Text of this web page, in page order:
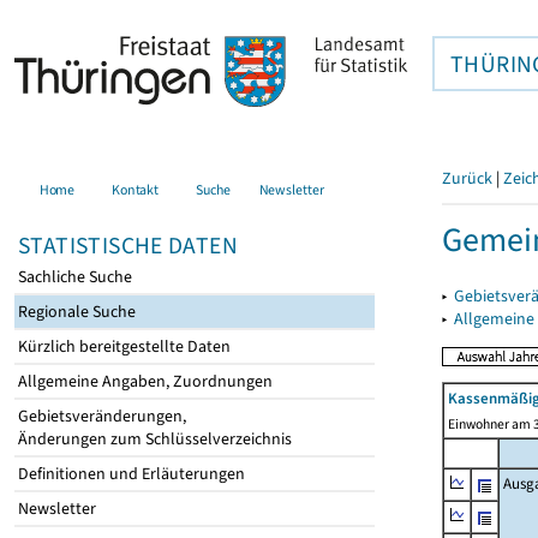
Home Kontakt Suche Newsletter
STATISTISCHE DATEN
Sachliche Suche
Regionale Suche
Kürzlich bereitgestellte Daten
Allgemeine Angaben, Zuordnungen
Gebietsveränderungen,
Änderungen zum Schlüsselverzeichnis
Definitionen und Erläuterungen
Newsletter
Zurück |
▸
▸
Einwohner am